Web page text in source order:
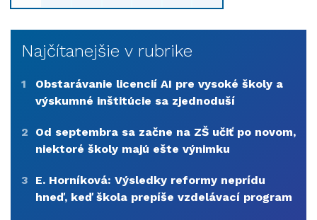
Najčítanejšie v rubrike
1
Obstarávanie licencií AI pre vysoké školy a
výskumné inštitúcie sa zjednoduší
2
Od septembra sa začne na ZŠ učiť po novom,
niektoré školy majú ešte výnimku
3
E. Horníková: Výsledky reformy neprídu
hneď, keď škola prepíše vzdelávací program